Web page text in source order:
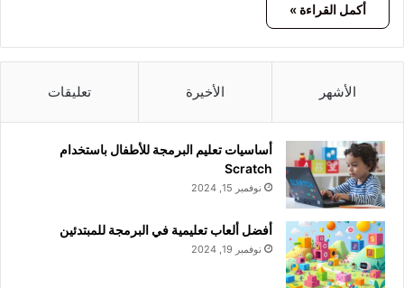
أكمل القراءة »
الأشهر الأخيرة تعليقات
أساسيات تعليم البرمجة للأطفال باستخدام
Scratch
نوفمبر 15, 2024
أفضل ألعاب تعليمية في البرمجة للمبتدئين
نوفمبر 19, 2024